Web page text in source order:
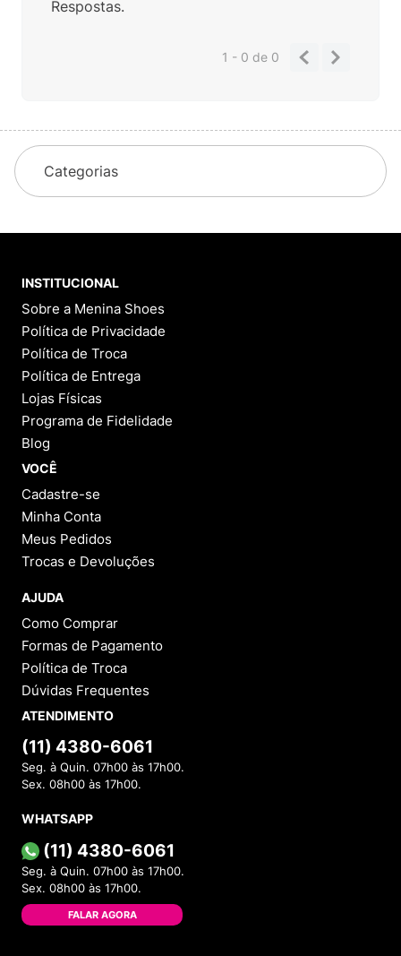
Respostas.
1 - 0de 0
Categorias
INSTITUCIONAL
Sobre a Menina Shoes
Política de Privacidade
Política de Troca
Política de Entrega
Lojas Físicas
Programa de Fidelidade
Blog
VOCÊ
Cadastre-se
Minha Conta
Meus Pedidos
Trocas e Devoluções
AJUDA
Como Comprar
Formas de Pagamento
Política de Troca
Dúvidas Frequentes
ATENDIMENTO
(11) 4380-6061
Seg. à Quin. 07h00 às 17h00.
Sex. 08h00 às 17h00.
WHATSAPP
(11) 4380-6061
Seg. à Quin. 07h00 às 17h00.
Sex. 08h00 às 17h00.
FALAR AGORA